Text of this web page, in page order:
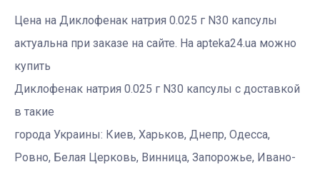
Цена на Диклофенак натрия 0.025 г N30 капсулы
актуальна при заказе на сайте. На apteka24.ua можно
купить
Диклофенак натрия 0.025 г N30 капсулы с доставкой
в такие
города Украины: Киев, Харьков, Днепр, Одесса,
Ровно, Белая Церковь, Винница, Запорожье, Ивано-